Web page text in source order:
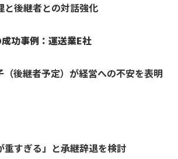
と後継者との対話強化
功事例：運送業E社
後継者予定）が経営への不安を表明
重すぎる」と承継辞退を検討